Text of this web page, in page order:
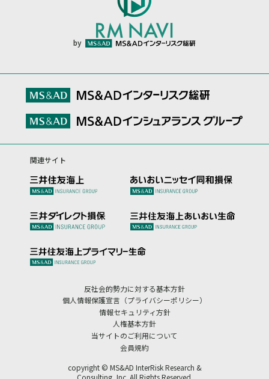
by
関連サイト
反社会的勢力に対する基本方針
個人情報保護宣言（プライバシーポリシー）
情報セキュリティ方針
人権基本方針
当サイトのご利用について
会員規約
copyright © MS&AD InterRisk Research &